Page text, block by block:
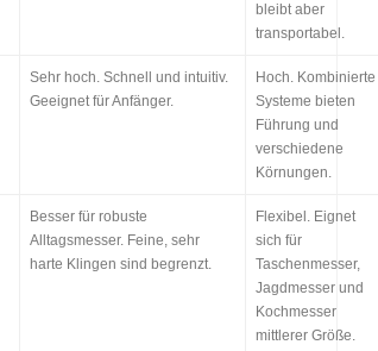
bleibt aber
transportabel.
Sehr hoch. Schnell und intuitiv.
Geeignet für Anfänger.
Hoch. Kombinierte
Systeme bieten
Führung und
verschiedene
Körnungen.
Besser für robuste
Alltagsmesser. Feine, sehr
harte Klingen sind begrenzt.
Flexibel. Eignet
sich für
Taschenmesser,
Jagdmesser und
Kochmesser
mittlerer Größe.